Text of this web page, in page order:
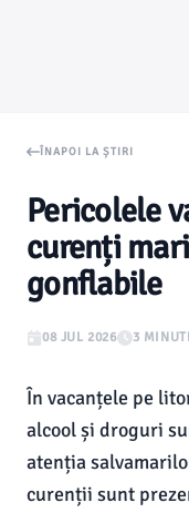
ÎNAPOI LA ȘTIRI
Pericolele
curenți
gonflabile
08 JUL 2026 3
În vacanțele pe
alcool și droguri
atenția
curenții sunt